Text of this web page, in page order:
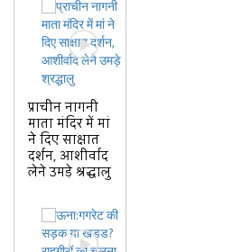
प्राचीन नागनी
माता मंदिर में मां
ने दिए साक्षात
दर्शन, आशीर्वाद
लेने उमड़े श्रद्धालु